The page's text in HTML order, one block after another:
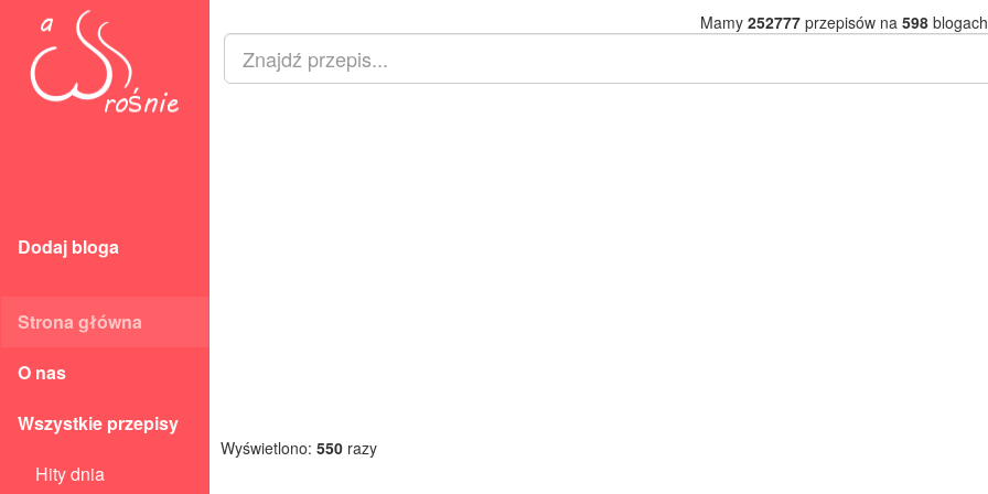
Dodaj bloga
Strona główna
O nas
Wszystkie przepisy
Hity dnia
Mamy 252777przepisów na 598
Wyświetlono: 550 razy